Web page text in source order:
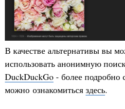
В качестве альтернативы вы
использовать анонимную
DuckDuckGo - более подробно
можно ознакомиться здесь.